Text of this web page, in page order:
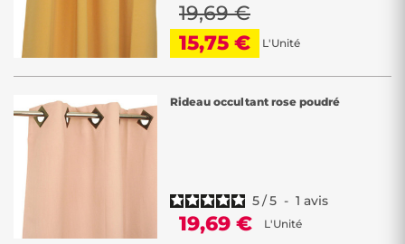
19,69 €
15,75 €
L'Unité
Rideau occultant rose poudré
5/5 - 1 avis
19,69 € L'Unité